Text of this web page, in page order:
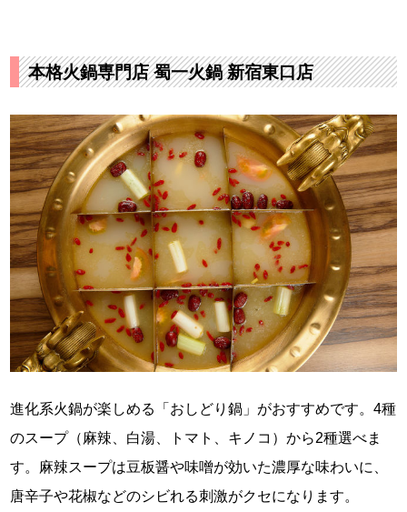
本格火鍋専門店 蜀一火鍋 新宿東口店
進化系火鍋が楽しめる「おしどり鍋」がおすすめです。4種
のスープ（麻辣、白湯、トマト、キノコ）から2種選べま
す。麻辣スープは豆板醤や味噌が効いた濃厚な味わいに、
唐辛子や花椒などのシビれる刺激がクセになります。